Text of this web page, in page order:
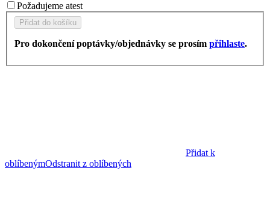
Požadujeme atest
Přidat do košíku
Pro dokončení poptávky/objednávky se prosím přihlaste.
Přidat k
oblíbenýmOdstranit z oblíbených